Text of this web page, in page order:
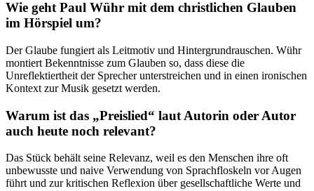
Wie geht Paul Wühr mit dem christlichen Glauben
im Hörspiel um?
Der Glaube fungiert als Leitmotiv und Hintergrundrauschen. Wühr
montiert Bekenntnisse zum Glauben so, dass diese die
Unreflektiertheit der Sprecher unterstreichen und in einen ironischen
Kontext zur Musik gesetzt werden.
Warum ist das „Preislied“ laut Autorin oder Autor
auch heute noch relevant?
Das Stück behält seine Relevanz, weil es den Menschen ihre oft
unbewusste und naive Verwendung von Sprachfloskeln vor Augen
führt und zur kritischen Reflexion über gesellschaftliche Werte und